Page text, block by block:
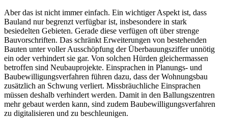
Aber das ist nicht immer einfach. Ein wichtiger Aspekt ist, dass
Bauland nur begrenzt verfügbar ist, insbesondere in stark
besiedelten Gebieten. Gerade diese verfügen oft über strenge
Bauvorschriften. Das schränkt Erweiterungen von bestehenden
Bauten unter voller Ausschöpfung der Überbauungsziffer unnötig
ein oder verhindert sie gar. Von solchen Hürden gleichermassen
betroffen sind Neubauprojekte. Einsprachen in Planungs- und
Baubewilligungsverfahren führen dazu, dass der Wohnungsbau
zusätzlich an Schwung verliert. Missbräuchliche Einsprachen
müssen deshalb verhindert werden. Damit in den Ballungszentren
mehr gebaut werden kann, sind zudem Baubewilligungsverfahren
zu digitalisieren und zu beschleunigen.